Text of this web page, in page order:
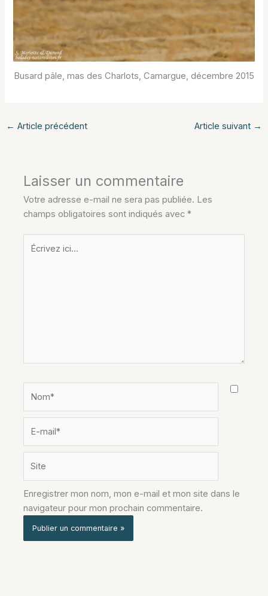
Busard pâle, mas des Charlots, Camargue, décembre 2015
← Article précédent Article suivant →
Laisser un commentaire
Votre adresse e-mail ne sera pas publiée. Les
champs obligatoires sont indiqués avec*
Écrivez
ici…
mail*
Enregistrer mon nom, mon e-mail et mon site dans le
navigateur pour mon prochain commentaire.